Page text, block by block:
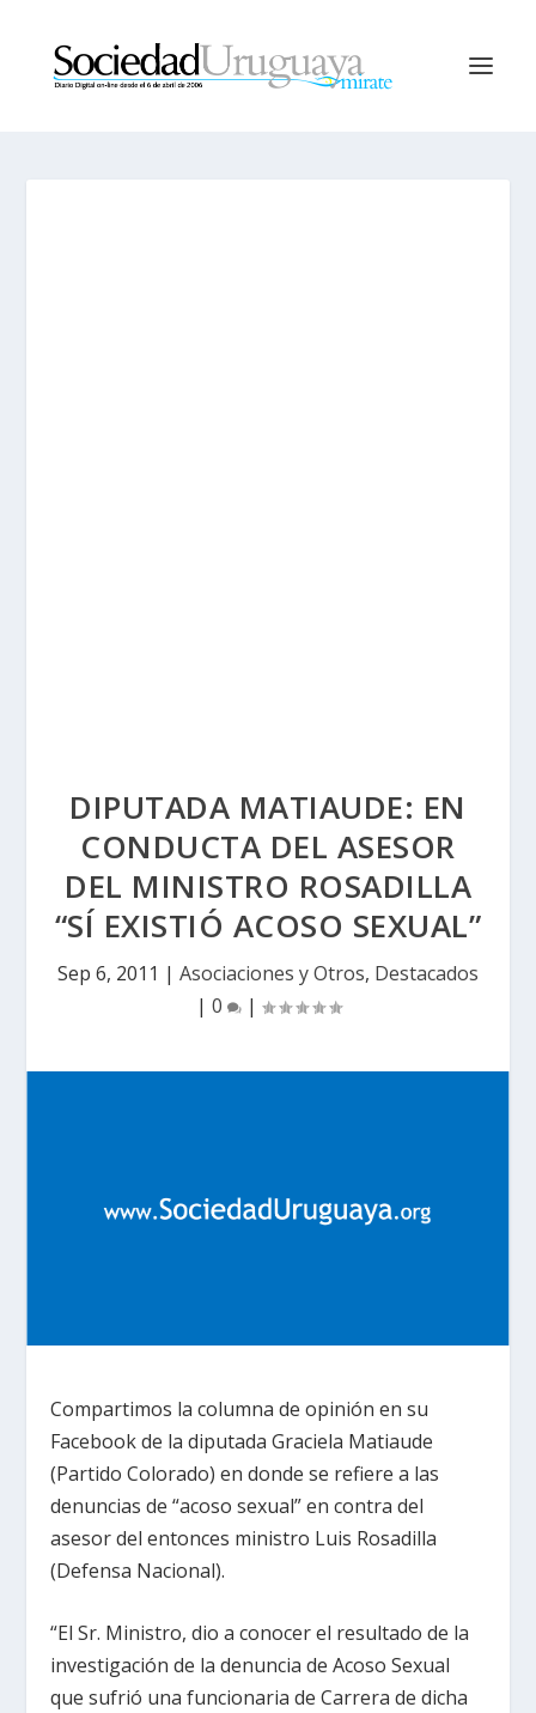
DIPUTADA MATIAUDE: EN
CONDUCTA DEL ASESOR
DEL MINISTRO ROSADILLA
“SÍ EXISTIÓ ACOSO SEXUAL”
Sep 6, 2011 | Asociaciones y Otros, Destacados
| 0 |
Compartimos la columna de opinión en su
Facebook de la diputada Graciela Matiaude
(Partido Colorado) en donde se refiere a las
denuncias de “acoso sexual” en contra del
asesor del entonces ministro Luis Rosadilla
(Defensa Nacional).
“El Sr. Ministro, dio a conocer el resultado de la
investigación de la denuncia de Acoso Sexual
que sufrió una funcionaria de Carrera de dicha